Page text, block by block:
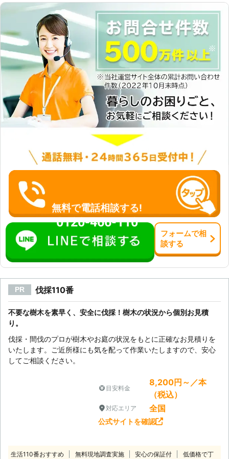
無料で電話相談する!
0120-466-110
フォームで相
談する
PR 伐採110番
不要な樹木を素早く、安全に伐採！樹木の状況から個別お見積
り。
伐採・間伐のプロが樹木やお庭の状況をもとに正確なお見積りを
いたします。ご近所様にも気を配って作業いたしますので、安心
してご相談ください。
目安料金
8,200円～／本
（税込）
対応エリア 全国
公式サイトを確認
生活110番おすすめ 無料現地調査実施 安心の保証付 低価格で丁